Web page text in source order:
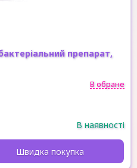
препарат,
В обране
В наявності
Швидка покупка